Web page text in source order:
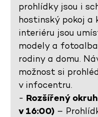
prohlídky jsou i
hostinský pokoj a
interiéru jsou
modely a
rodiny a domu.
možnost si
v infocentru.
- Rozšířený
v 16:00) –